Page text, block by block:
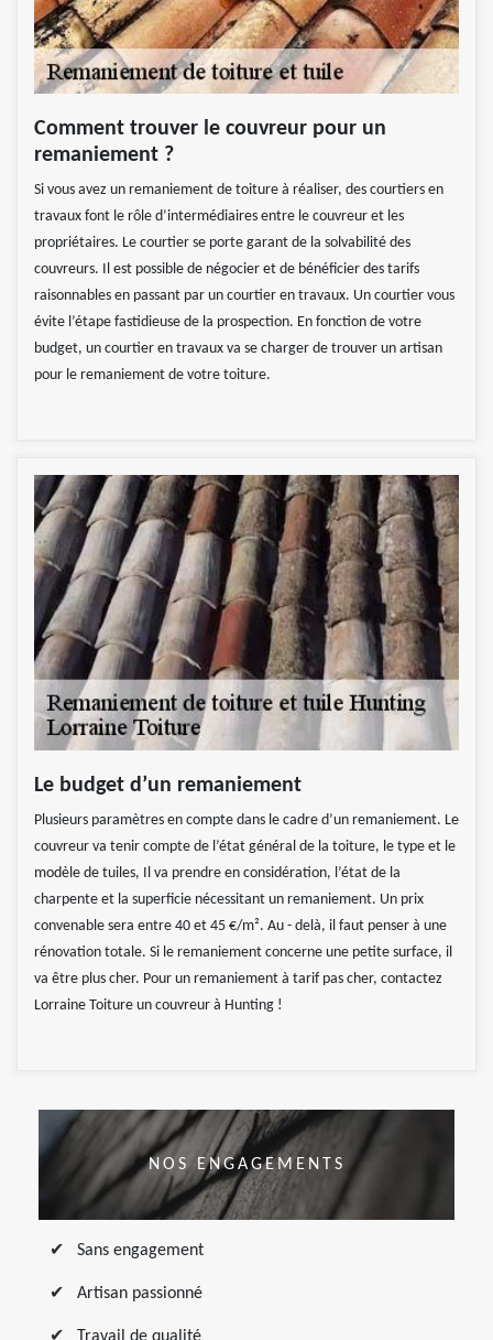
Comment trouver le couvreur pour un
remaniement ?
Si vous avez un remaniement de toiture à réaliser, des courtiers en
travaux font le rôle d’intermédiaires entre le couvreur et les
propriétaires. Le courtier se porte garant de la solvabilité des
couvreurs. Il est possible de négocier et de bénéficier des tarifs
raisonnables en passant par un courtier en travaux. Un courtier vous
évite l’étape fastidieuse de la prospection. En fonction de votre
budget, un courtier en travaux va se charger de trouver un artisan
pour le remaniement de votre toiture.
Le budget d’un remaniement
Plusieurs paramètres en compte dans le cadre d’un remaniement. Le
couvreur va tenir compte de l’état général de la toiture, le type et le
modèle de tuiles, Il va prendre en considération, l’état de la
charpente et la superficie nécessitant un remaniement. Un prix
convenable sera entre 40 et 45 €/m². Au - delà, il faut penser à une
rénovation totale. Si le remaniement concerne une petite surface, il
va être plus cher. Pour un remaniement à tarif pas cher, contactez
Lorraine Toiture un couvreur à Hunting !
NOS ENGAGEMENTS
Sans engagement
Artisan passionné
Travail de qualité